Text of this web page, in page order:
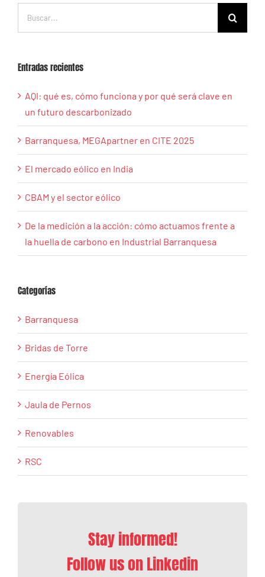
Entradas recientes
AQI: qué es, cómo funciona y por qué será clave en
un futuro descarbonizado
Barranquesa, MEGApartner en CITE 2025
El mercado eólico en India
CBAM y el sector eólico
De la medición a la acción: cómo actuamos frente a
la huella de carbono en Industrial Barranquesa
Categorías
Barranquesa
Bridas de Torre
Energía Eólica
Jaula de Pernos
Renovables
RSC
Stay informed!
Follow us on Linkedin